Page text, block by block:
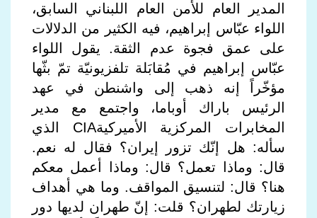
المدير العام للأمن العام اللبناني السابق،
اللواء عبّاس إبراهيم، فيه الكثير من الدلالات
على عمق فجوة عدم الثقة. يقول اللواء
عبّاس إبراهيم في مُقابَلة تلفزيونيّة تمّ بثّها
مؤخّراً إنه ذهب إلى واشنطن في عهد
الرئيس باراك أوباما، واجتمع مع مدير
المخابرات المركزية الأميركيةCIA الذي
سأله: هل إنّك تزور إيران؟ فقال له نعم.
قال: وماذا تعمل؟ قال: وماذا أعمل معكم
هنا؟ قال: لتنسيق المواقف. وما هي أهداف
زيارتك لطهران؟ قلت: إنّ طهران لديها دور